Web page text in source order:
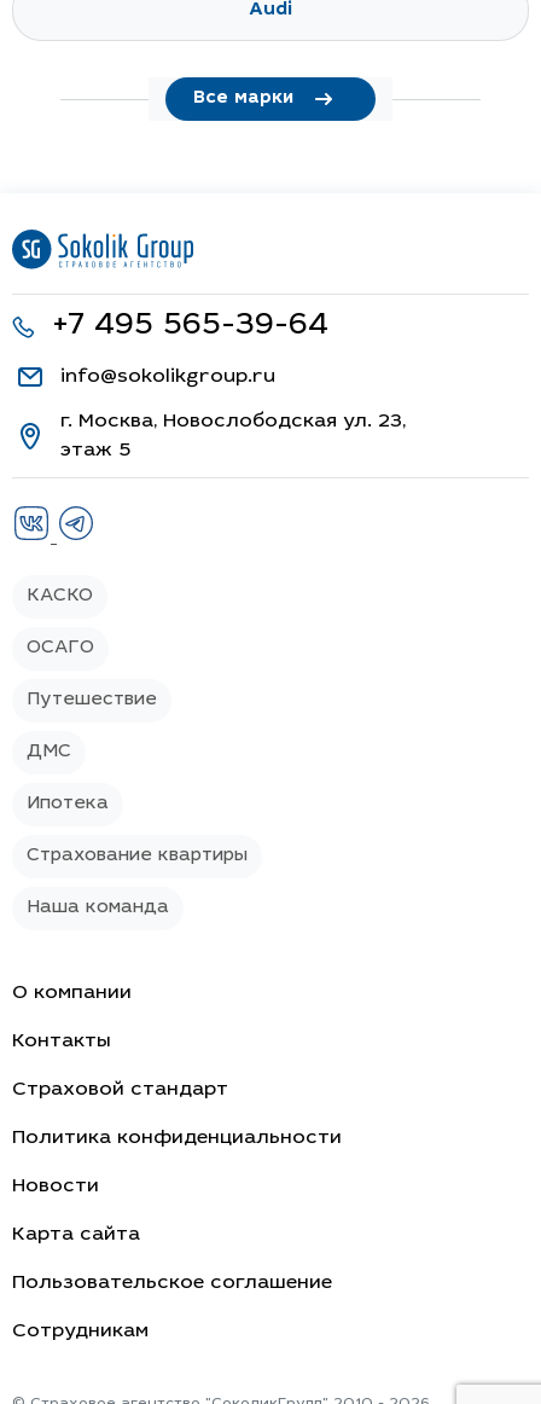
Audi
Все марки
+7 495 565-39-64
info@sokolikgroup.ru
г. Москва, Новослободская ул. 23,
этаж 5
КАСКО
ОСАГО
Путешествие
ДМС
Ипотека
Страхование квартиры
Наша команда
О компании
Контакты
Страховой стандарт
Политика конфиденциальности
Новости
Карта сайта
Пользовательское соглашение
Cотрудникам